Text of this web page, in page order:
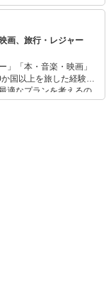
断も会社員時代から仕
FPとして
初心者の女性に向けた
中。お金とファッショ
る。
画、旅行・レジャー
」「本・音楽・映画」
国以上を旅した経験を
適なプランを考えるの
の販売経験もあり。誰